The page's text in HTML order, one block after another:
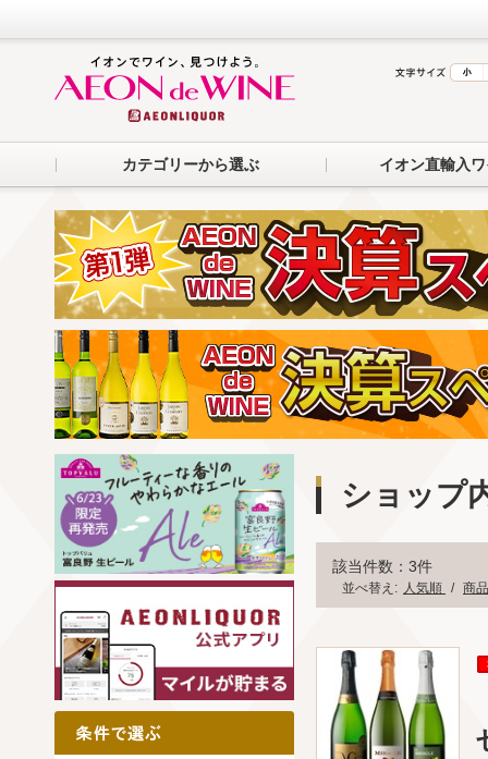
カテゴリーから選ぶ イオン直輸入
ショップ
該当件数：3件
並べ替え: 人気順 / 商